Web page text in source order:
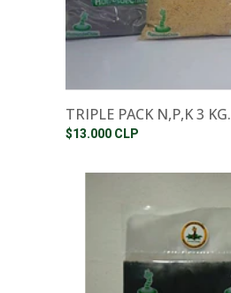
TRIPLE PACK N,P,K 3 KG.
$13.000 CLP